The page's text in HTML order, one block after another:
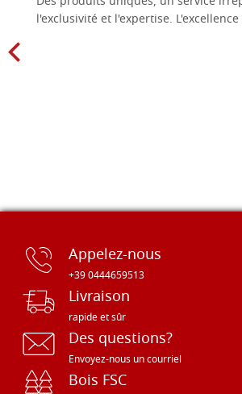
l'exclusivité et l'expertise.
Appelez-nous
+39 0444659513
Livraison
rapide et sûr
Des questions?
Envoyez-nous un courriel
Bois FSC